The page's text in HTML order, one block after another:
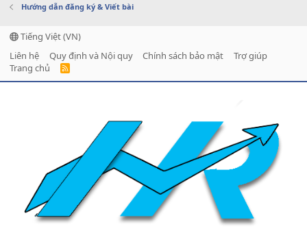
Hướng dẫn đăng ký & Viết bài
Tiếng Việt (VN)
Liên hệ
Quy định và Nội quy Chính sách bảo mật
Trợ giúp
Trang chủ
R